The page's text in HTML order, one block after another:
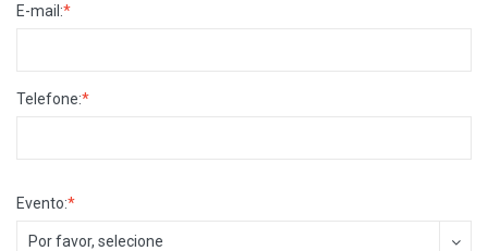
E-mail:*
Telefone:*
Evento:*
Por favor, selecione